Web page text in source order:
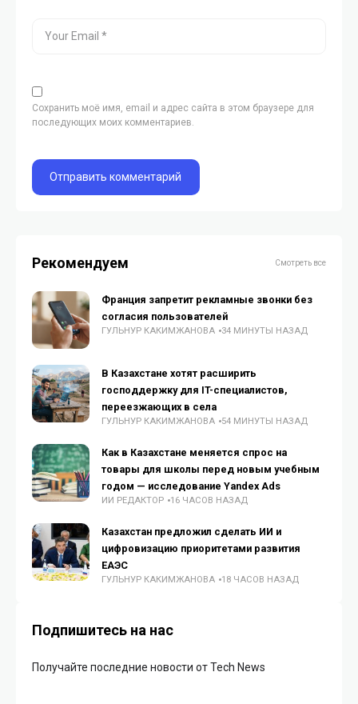
Сохранить моё имя, email и адрес сайта в этом браузере для
последующих моих комментариев.
Рекомендуем Смотреть все
Франция запретит рекламные звонки без
согласия пользователей
ГУЛЬНУР КАКИМЖАНОВА 34 МИНУТЫ НАЗАД
В Казахстане хотят расширить
господдержку для IT-специалистов,
переезжающих в села
ГУЛЬНУР КАКИМЖАНОВА 54 МИНУТЫ НАЗАД
Как в Казахстане меняется спрос на
товары для школы перед новым учебным
годом — исследование Yandex Ads
ИИ РЕДАКТОР 16 ЧАСОВ НАЗАД
Казахстан предложил сделать ИИ и
цифровизацию приоритетами развития
ЕАЭС
ГУЛЬНУР КАКИМЖАНОВА 18 ЧАСОВ НАЗАД
Подпишитесь на нас
Получайте последние новости от Tech News